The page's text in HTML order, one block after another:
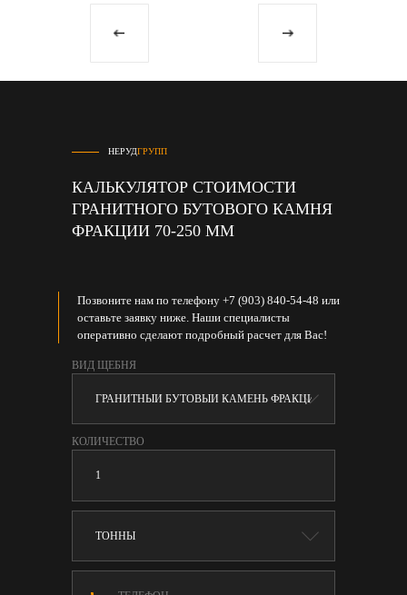
НЕРУДГРУПП
КАЛЬКУЛЯТОР СТОИМОСТИ
ГРАНИТНОГО БУТОВОГО КАМНЯ
ФРАКЦИИ 70-250 ММ
Позвоните нам по телефону +7 (903) 840-54-48 или
оставьте заявку ниже. Наши специалисты
оперативно сделают подробный расчет для Вас!
ВИД ЩЕБНЯ
КОЛИЧЕСТВО